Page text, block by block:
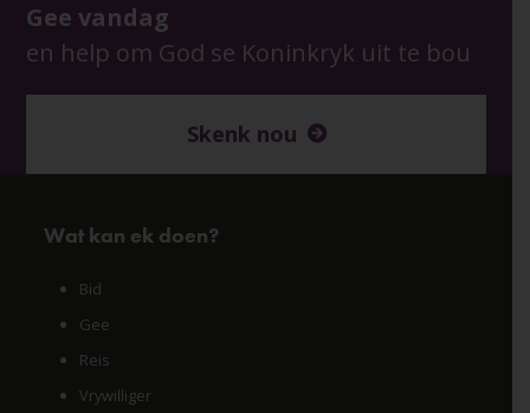
Gee vandag
en help om God se Koninkryk uit te bou
Skenk nou
Wat kan ek doen?
Bid
Gee
Reis
Vrywilliger